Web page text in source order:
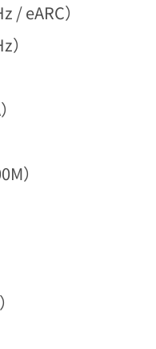
eARC）
）